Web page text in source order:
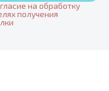
на обработку
получения